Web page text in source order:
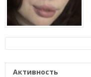
Активность